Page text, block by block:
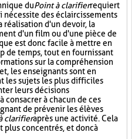
duPoint à clarifierrequiert
nécessite des éclaircissements
réalisation d'un devoir, la
d'un film ou d'une pièce de
est donc facile à mettre en
de temps, tout en fournissant
sur la compréhension
les enseignants sont en
les sujets les plus difficiles
leurs décisions
consacrer à chacun de ces
de prévenir les élèves
clarifieraprès une activité. Cela
concentrés, et donc à